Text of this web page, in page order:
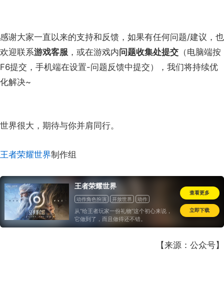
感谢大家一直以来的支持和反馈，如果有任何问题/建议，也
欢迎联系游戏客服 ，或在游戏内问题收集处提交 （电脑端按
F6提交，手机端在设置-问题反馈中提交），我们将持续优
化解决~
世界很大，期待与你并肩同行。
王者荣耀世界制作组
王者荣耀世界
动作角色扮演 开放世界
动作
角色扮演
从“给王者玩家一份礼物”这个初心来说，
它做到了，而且做得还不错。
查看更多
立即下载
【来源：公众号】